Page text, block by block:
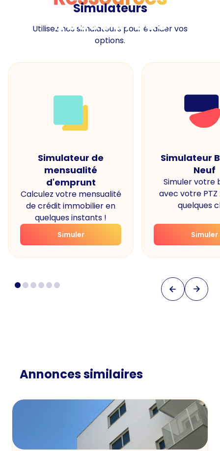
Ressources
Simulateurs
Utilisez nos simulateurs pour évaluer vos
options.
Simulateur de
mensualité
d'emprunt
Calculez votre mensualité
de crédit immobilier en
quelques instants !
Simuler
Simulateur
Neuf
Simuler votre
avec votre PTZ
quelques
Simuler
Annonces similaires